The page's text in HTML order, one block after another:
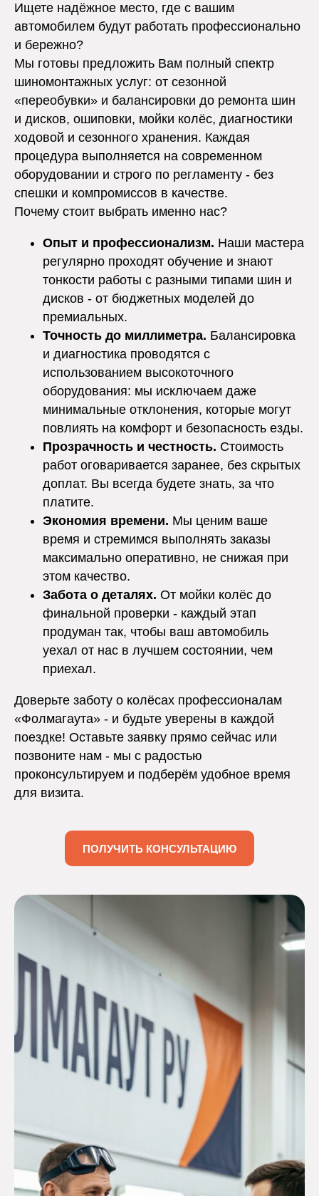
Ищете надёжное место, где с вашим
автомобилем будут работать профессионально
и бережно?
Мы готовы предложить Вам полный спектр
шиномонтажных услуг: от сезонной
«переобувки» и балансировки до ремонта шин
и дисков, ошиповки, мойки колёс, диагностики
ходовой и сезонного хранения. Каждая
процедура выполняется на современном
оборудовании и строго по регламенту - без
спешки и компромиссов в качестве.
Почему стоит выбрать именно нас?
Опыт и профессионализм. Наши мастера
регулярно проходят обучение и знают
тонкости работы с разными типами шин и
дисков - от бюджетных моделей до
премиальных.
Точность до миллиметра. Балансировка
и диагностика проводятся с
использованием высокоточного
оборудования: мы исключаем даже
минимальные отклонения, которые могут
повлиять на комфорт и безопасность езды.
Прозрачность и честность. Стоимость
работ оговаривается заранее, без скрытых
доплат. Вы всегда будете знать, за что
платите.
Экономия времени. Мы ценим ваше
время и стремимся выполнять заказы
максимально оперативно, не снижая при
этом качество.
Забота о деталях. От мойки колёс до
финальной проверки - каждый этап
продуман так, чтобы ваш автомобиль
уехал от нас в лучшем состоянии, чем
приехал.
Доверьте заботу о колёсах профессионалам
«Фолмагаута» - и будьте уверены в каждой
поездке! Оставьте заявку прямо сейчас или
позвоните нам - мы с радостью
проконсультируем и подберём удобное время
для визита.
ПОЛУЧИТЬ КОНСУЛЬТАЦИЮ